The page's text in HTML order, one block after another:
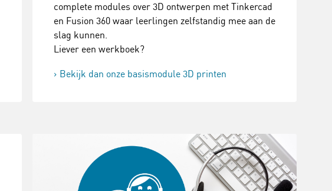
complete modules over 3D ontwerpen met Tinkercad
en Fusion 360 waar leerlingen zelfstandig mee aan de
slag kunnen.
Liever een werkboek?
Bekijk dan onze basismodule 3D printen